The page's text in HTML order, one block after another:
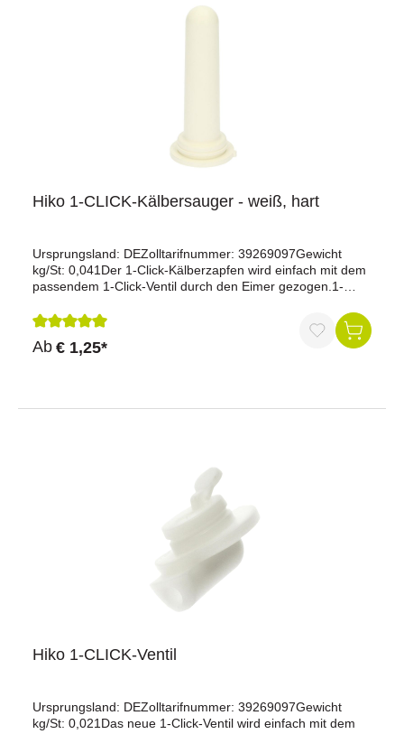
Hiko 1-CLICK-Kälbersauger - weiß, hart
Ursprungsland: DEZolltarifnummer: 39269097Gewicht
kg/St: 0,041Der 1-Click-Kälberzapfen wird einfach mit dem
passendem 1-Click-Ventil durch den Eimer gezogen.1-
Click-Systems:Schneller Ein- und AusbauKeine
Ventildichtung erforderlichKeine Verschraubung am Eimer
oder Ventilminimale Keimbelastung durch Klappeminimaler
Durchschnittliche Bewertung von 5 von 5 Sternen
Ab € 1,25*
Hiko 1-CLICK-Ventil
Ursprungsland: DEZolltarifnummer: 39269097Gewicht
kg/St: 0,021Das neue 1-Click-Ventil wird einfach mit dem